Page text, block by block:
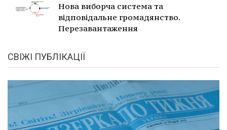
Нова виборча система та
відповідальне громадянство.
Перезавантаження
СВІЖІ ПУБЛІКАЦІЇ